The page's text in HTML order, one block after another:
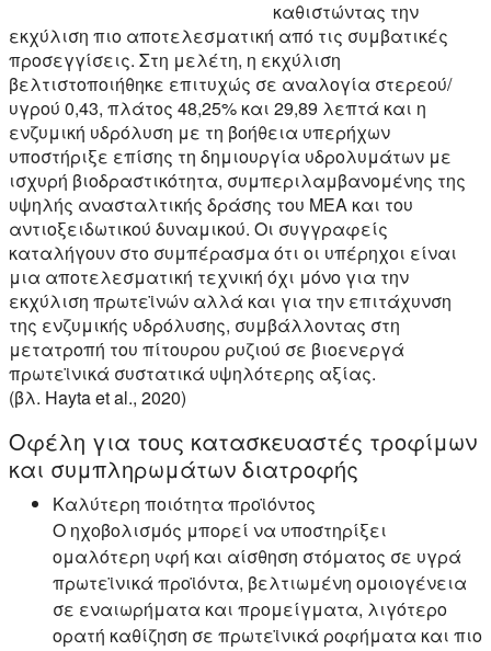
καθιστώντας την
εκχύλιση πιο αποτελεσματική από τις συμβατικές
προσεγγίσεις. Στη μελέτη, η εκχύλιση
βελτιστοποιήθηκε επιτυχώς σε αναλογία στερεού/
υγρού 0,43, πλάτος 48,25% και 29,89 λεπτά και η
ενζυμική υδρόλυση με τη βοήθεια υπερήχων
υποστήριξε επίσης τη δημιουργία υδρολυμάτων με
ισχυρή βιοδραστικότητα, συμπεριλαμβανομένης της
υψηλής ανασταλτικής δράσης του ΜΕΑ και του
αντιοξειδωτικού δυναμικού. Οι συγγραφείς
καταλήγουν στο συμπέρασμα ότι οι υπέρηχοι είναι
μια αποτελεσματική τεχνική όχι μόνο για την
εκχύλιση πρωτεϊνών αλλά και για την επιτάχυνση
της ενζυμικής υδρόλυσης, συμβάλλοντας στη
μετατροπή του πίτουρου ρυζιού σε βιοενεργά
πρωτεϊνικά συστατικά υψηλότερης αξίας.
(βλ. Hayta et al., 2020)
Οφέλη για τους κατασκευαστές τροφίμων
και συμπληρωμάτων διατροφής
Καλύτερη ποιότητα προϊόντος
Ο ηχοβολισμός μπορεί να υποστηρίξει
ομαλότερη υφή και αίσθηση στόματος σε υγρά
πρωτεϊνικά προϊόντα, βελτιωμένη ομοιογένεια
σε εναιωρήματα και προμείγματα, λιγότερο
ορατή καθίζηση σε πρωτεϊνικά ροφήματα και πιο